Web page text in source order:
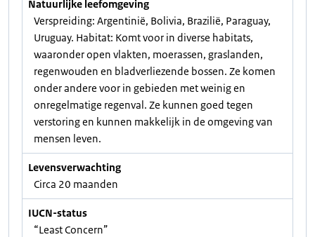
Natuurlijke leefomgeving
Verspreiding: Argentinië, Bolivia, Brazilië, Paraguay,
Uruguay. Habitat: Komt voor in diverse habitats,
waaronder open vlakten, moerassen, graslanden,
regenwouden en bladverliezende bossen. Ze komen
onder andere voor in gebieden met weinig en
onregelmatige regenval. Ze kunnen goed tegen
verstoring en kunnen makkelijk in de omgeving van
mensen leven.
Levensverwachting
Circa 20 maanden
IUCN-status
“Least Concern”